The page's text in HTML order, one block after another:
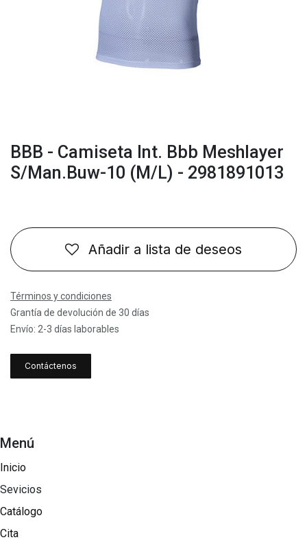
BBB - Camiseta Int. Bbb Meshlayer
S/Man.Buw-10 (M/L) - 2981891013
Añadir a lista de deseos
Términos y condiciones
Grantía de devolución de 30 días
Envío: 2-3 días laborables
Contáctenos
Menú
Inicio
Sevicios
Catálogo
Cita